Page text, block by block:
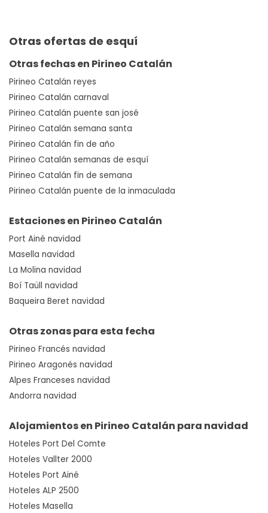
Otras ofertas de esquí
Otras fechas en Pirineo Catalán
Pirineo Catalán reyes
Pirineo Catalán carnaval
Pirineo Catalán puente san josé
Pirineo Catalán semana santa
Pirineo Catalán fin de año
Pirineo Catalán semanas de esquí
Pirineo Catalán fin de semana
Pirineo Catalán puente de la inmaculada
Estaciones en Pirineo Catalán
Port Ainé navidad
Masella navidad
La Molina navidad
Boí Taüll navidad
Baqueira Beret navidad
Otras zonas para esta fecha
Pirineo Francés navidad
Pirineo Aragonés navidad
Alpes Franceses navidad
Andorra navidad
Alojamientos en Pirineo Catalán para navidad
Hoteles Port Del Comte
Hoteles Vallter 2000
Hoteles Port Ainé
Hoteles ALP 2500
Hoteles Masella